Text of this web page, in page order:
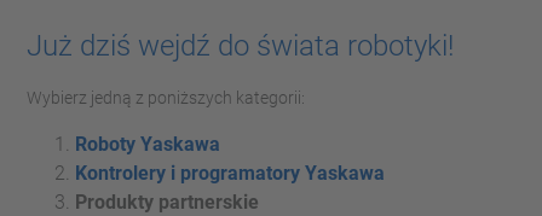
powered byUsercentrics Consent
Już dziś wejdź do świata robotyki!
Wybierz jedną z poniższych kategorii:
Roboty Yaskawa
Kontrolery i programatory Yaskawa
Produkty partnerskie